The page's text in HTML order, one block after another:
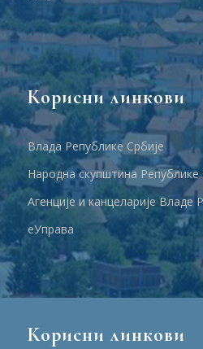
Корисни линкови
Влада Републике Србије
Народна скупштина Републике
Агенције и канцеларије Владе
еУправа
Корисни линкови